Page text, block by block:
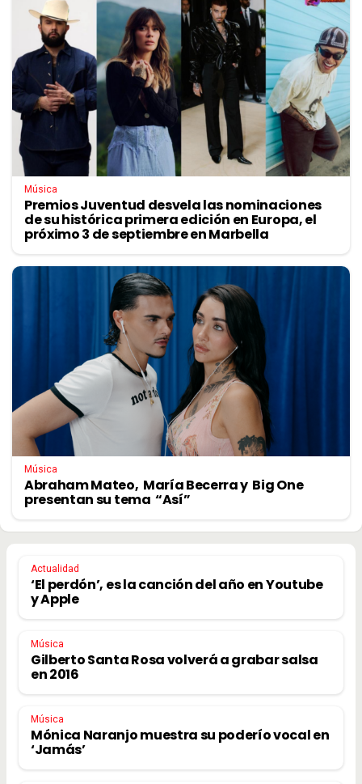
Música
Premios Juventud desvela las nominaciones
de su histórica primera edición en Europa, el
próximo 3 de septiembre en Marbella
Música
Abraham Mateo, María Becerra y Big One
presentan su tema “Así”
Actualidad
‘El perdón’, es la canción del año en Youtube
y Apple
Música
Gilberto Santa Rosa volverá a grabar salsa
en 2016
Música
Mónica Naranjo muestra su poderío vocal en
‘Jamás’